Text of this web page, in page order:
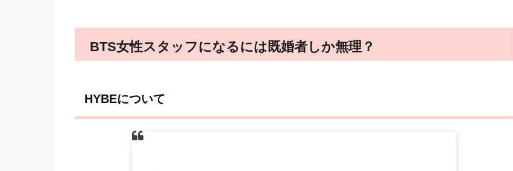
BTS女性スタッフになるには既婚者しか無理？
HYBEについて